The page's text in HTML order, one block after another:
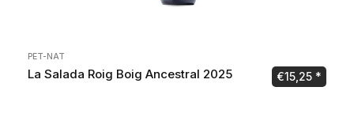
PET-NAT
La Salada Roig Boig Ancestral 2025 €15,25